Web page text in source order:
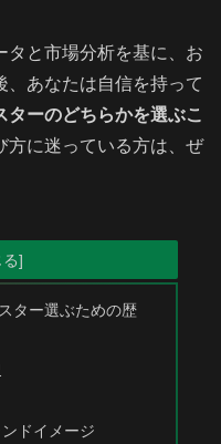
タと市場分析を基に、お
、あなたは自信を持って
ーのどちらかを選ぶこ
方に迷っている方は、ぜ
ター選ぶための歴
ドイメージ